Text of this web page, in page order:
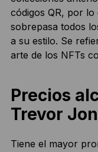
códigos QR, por lo
sobrepasa todos
a su estilo. Se
arte de los NFTs
Precios
Trevor
Tiene el mayor